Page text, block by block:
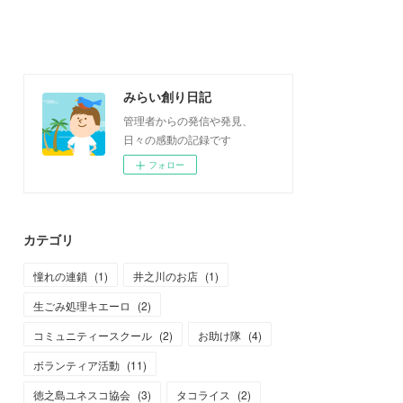
みらい創り日記
管理者からの発信や発見、
日々の感動の記録です
フォロー
カテゴリ
憧れの連鎖 (1) 井之川のお店 (1)
生ごみ処理キエーロ
(2)
コミュニティースクール (2) お助け隊 (4)
ボランティア活動 (11)
徳之島ユネスコ協会 (3) タコライス (2)